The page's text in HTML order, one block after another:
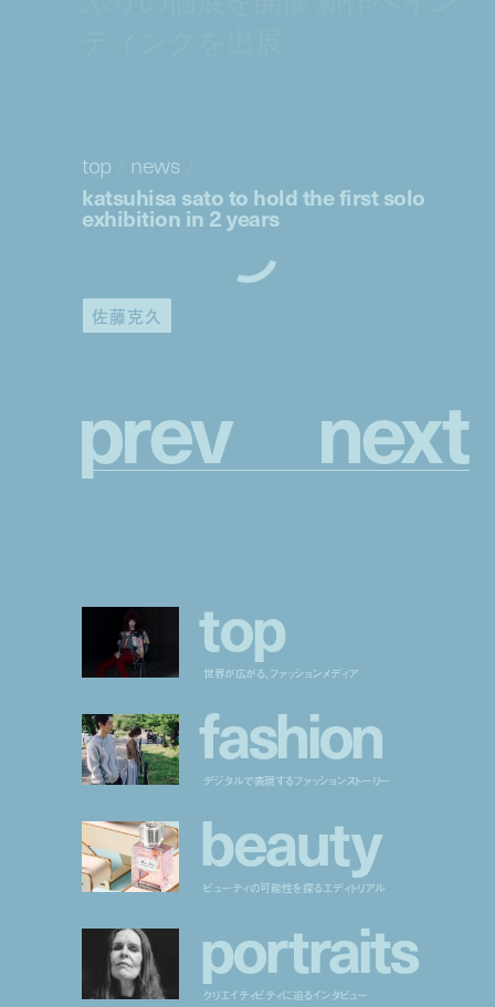
top news
katsuhisa sato to hold the first solo
exhibition in 2 years
佐藤克久
prev next
top
世界が広がる、ファッションメディア
fashion
デジタルで表現するファッションストーリー
beauty
ビューティの可能性を探るエディトリアル
portraits
クリエイティビティに迫るインタビュー